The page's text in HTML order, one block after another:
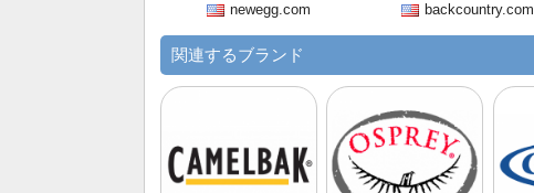
newegg.com backcountry.com
関連するブランド